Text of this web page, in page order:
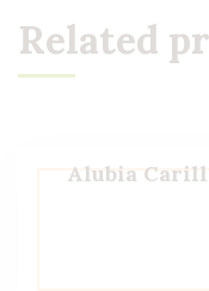
Related
Alubia